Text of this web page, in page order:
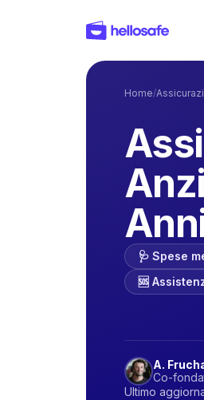
Home/
🩺 Spese
🆘
A.
Co-
Ultimo